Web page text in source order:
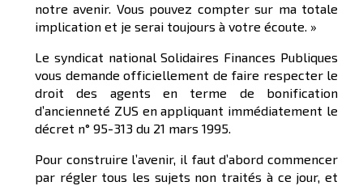
notre avenir. Vous pouvez compter sur ma totale
implication et je serai toujours à votre écoute. »
Le syndicat national Solidaires Finances Publiques
vous demande officiellement de faire respecter le
droit des agents en terme de bonification
d’ancienneté ZUS en appliquant immédiatement le
décret n° 95-313 du 21 mars 1995.
Pour construire l’avenir, il faut d’abord commencer
par régler tous les sujets non traités à ce jour, et